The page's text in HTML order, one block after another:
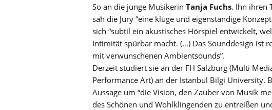
So an die junge Musikerin Tanja Fuchs. Ihn ihren
sah die Jury “eine kluge und eigenständige
sich “subtil ein akustisches Hörspiel entwickelt,
Intimität spürbar macht. (…) Das Sounddesign ist
mit verwunschenen Ambientsounds”.
Derzeit studiert sie an der FH Salzburg (Multi
Performance Art) an der Istanbul Bilgi University.
Aussage um “die Vision, den Zauber von Musik
des Schönen und Wohlklingenden zu entreißen